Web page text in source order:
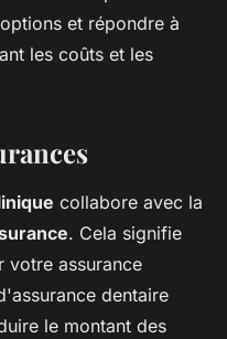
et répondre à
les coûts et les
collabore avec la
. Cela signifie
votre assurance
dentaire
le montant des